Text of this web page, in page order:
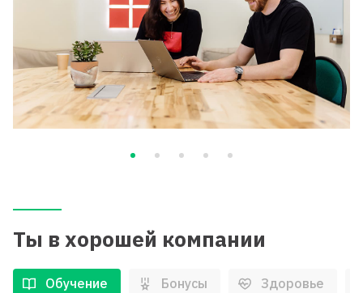
Ты в хорошей компании
Обучение Бонусы Здоровье